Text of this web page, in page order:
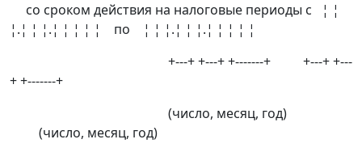
со сроком действия на налоговые периоды с ¦ ¦
¦.¦ ¦ ¦.¦ ¦ ¦ ¦ ¦ по ¦ ¦ ¦.¦ ¦ ¦.¦ ¦ ¦ ¦ ¦
+---+ +---+ +-------+ +---+ +---
+ +-------+
(число, месяц, год)
(число, месяц, год)